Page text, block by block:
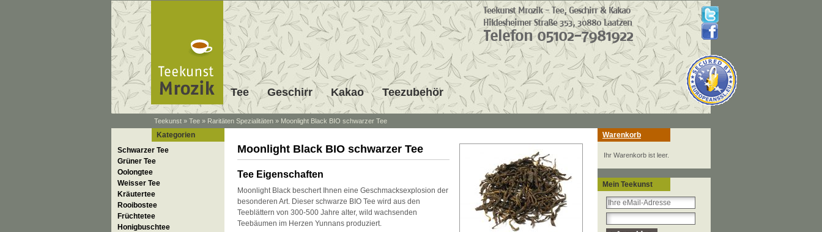
Tee Geschirr Kakao Teezubehör
Teekunst » Tee » Raritäten Spezialitäten » Moonlight Black BIO schwarzer Tee
Kategorien
Schwarzer Tee
Grüner Tee
Oolongtee
Weisser Tee
Kräutertee
Rooibostee
Früchtetee
Honigbuschtee
Moonlight Black BIO schwarzer Tee
Tee Eigenschaften
Moonlight Black beschert Ihnen eine Geschmacksexplosion der
besonderen Art. Dieser schwarze BIO Tee wird aus den
Teeblättern von 300-500 Jahre alter, wild wachsenden
Teebäumen im Herzen Yunnans produziert.
Warenkorb
Ihr Warenkorb ist leer.
Mein Teekunst